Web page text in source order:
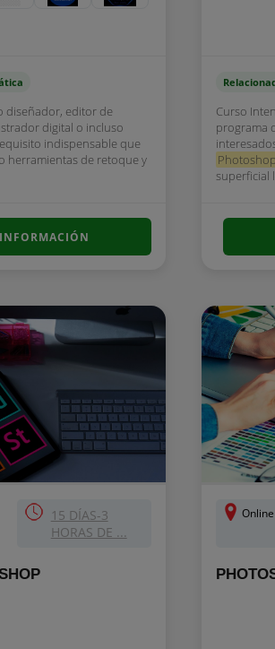
diseñador, editor de
digital o incluso
indispensable que
herramientas de retoque y
Curso
programa
Photoshop
superficial
15 DÍAS-3
HORAS DE ...
Online